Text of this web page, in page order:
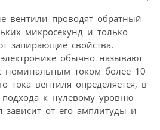
вентили проводят обратный
микросекунд и только
запирающие свойства.
обычно называют
номинальным током более 10
тока вентиля определяется, в
к нулевому уровню
зависит от его амплитуды и